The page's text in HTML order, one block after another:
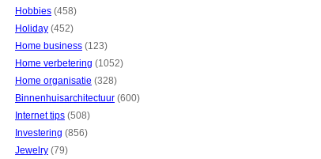
Hobbies (458)
Holiday (452)
Home business (123)
Home verbetering (1052)
Home organisatie (328)
Binnenhuisarchitectuur (600)
Internet tips (508)
Investering (856)
Jewelry (79)